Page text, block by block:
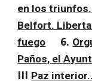
en los
Belfort.
fuego
6.
Paños, el
III Paz